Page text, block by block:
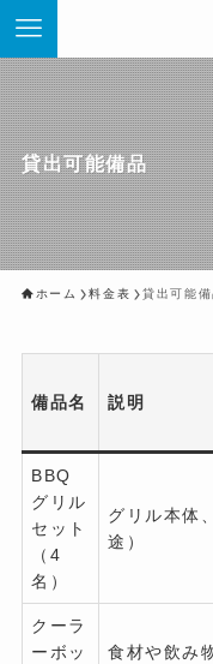
貸出可能備品
ホーム 料金表 貸出可能備
備品名 説明
BBQ
グリル
セット
（4
名）
グリル本体
途）
クーラ
ーボッ
食材や飲み